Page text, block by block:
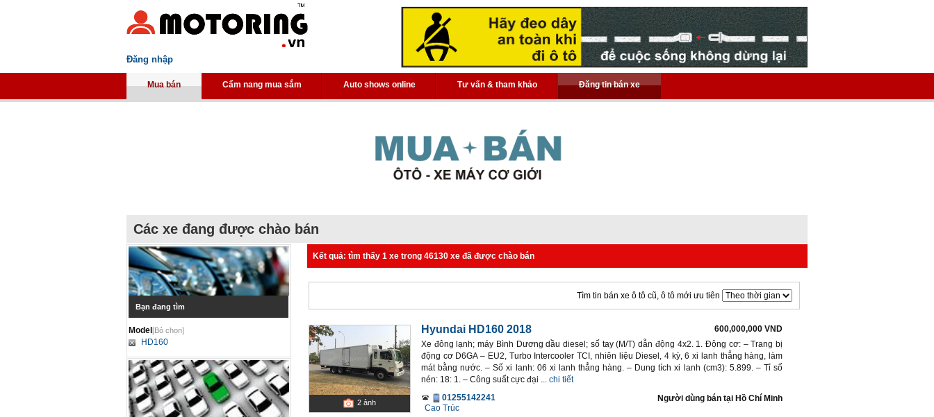
Đăng nhập
Mua bán Cẩm nang mua sắm Auto shows online Tư vấn & tham khảo Đăng tin bán xe
Các xe đang được chào bán
Bạn đang tìm
Model[Bỏ chọn]
HD160
Kết quả: tìm thấy 1 xe trong 46130 xe đã được chào bán
Tìm tin bán xe ô tô cũ, ô tô mới ưu tiên
2 ảnh
Hyundai HD160 2018
600,000,000 VND
Xe đông lạnh; máy Bình Dương dầu diesel; số tay (M/T) dẫn động 4x2. 1. Động cơ: – Trang bị
động cơ D6GA – EU2, Turbo Intercooler TCI, nhiên liệu Diesel, 4 kỳ, 6 xi lanh thẳng hàng, làm
mát bằng nước. – Số xi lanh: 06 xi lanh thẳng hàng. – Dung tích xi lanh (cm3): 5.899. – Tỉ số
nén: 18: 1. – Công suất cực đại ... chi tiết
01255142241
Cao Trúc
Người dùng bán tại Hồ Chí Minh